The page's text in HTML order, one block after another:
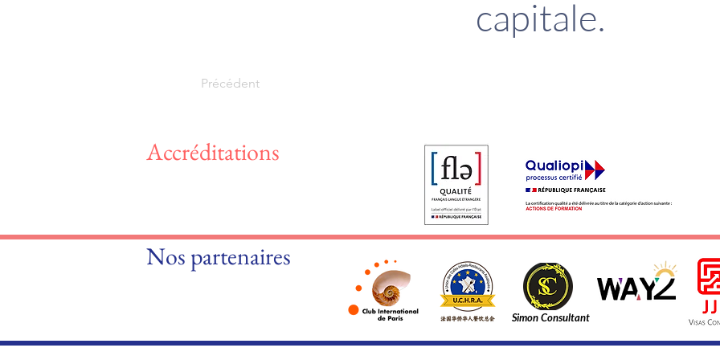
capitale.
Précédent
Accréditations
Nos partenaires
Simon Consultant